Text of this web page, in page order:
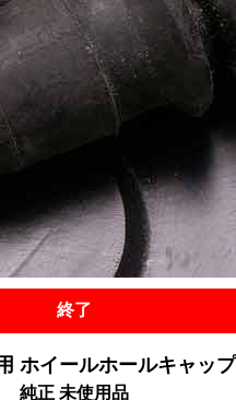
終了
ホイールホールキャップ
純正 未使用品